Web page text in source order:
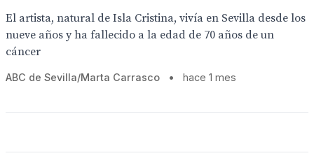
El artista, natural de Isla Cristina, vivía en Sevilla desde los
nueve años y ha fallecido a la edad de 70 años de un
cáncer
ABC de Sevilla/Marta Carrasco • hace 1 mes